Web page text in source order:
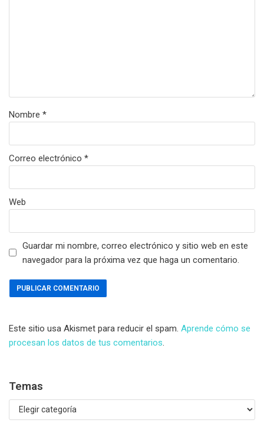
Nombre *
Correo electrónico *
Web
Guardar mi nombre, correo electrónico y sitio web en este
navegador para la próxima vez que haga un comentario.
Este sitio usa Akismet para reducir el spam. Aprende cómo se
procesan los datos de tus comentarios.
Temas